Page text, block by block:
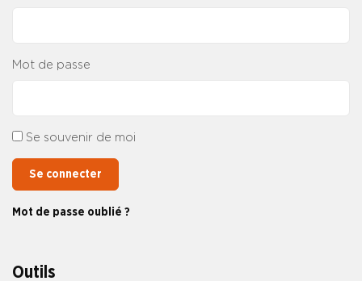
Outils
Mot de passe
Se souvenir de moi
Se connecter
Mot de passe oublié ?